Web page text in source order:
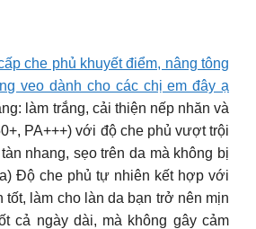
che phủ khuyết điểm, nâng tông
veo dành cho các chị em đây ạ
làm trắng, cải thiện nếp nhăn và
PA+++) với độ che phủ vượt trội
nhang, sẹo trên da mà không bị
Độ che phủ tự nhiên kết hợp với
tốt, làm cho làn da bạn trở nên mịn
cả ngày dài, mà không gây cảm